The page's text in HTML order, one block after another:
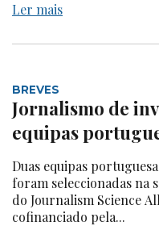
Ler mais
BREVES
Jornalismo de
equipas
Duas equipas
foram seleccionadas na
do Journalism Science
cofinanciado pela...